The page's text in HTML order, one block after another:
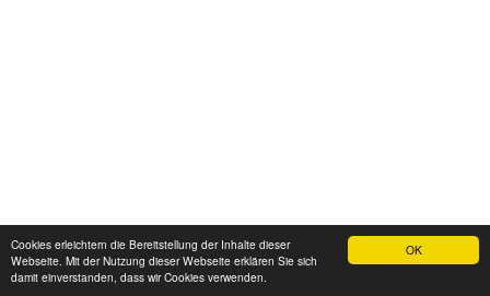
OK
Cookies erleichtern die Bereitstellung der Inhalte dieser
Webseite. Mit der Nutzung dieser Webseite erklären Sie sich
damit einverstanden, dass wir Cookies verwenden.